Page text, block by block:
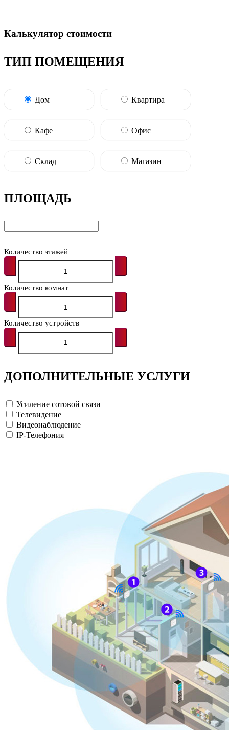
Калькулятор стоимости
ТИП ПОМЕЩЕНИЯ
Дом Квартира
Кафе Офис
Склад Магазин
ПЛОЩАДЬ
Количество этажей
Количество комнат
Количество устройств
ДОПОЛНИТЕЛЬНЫЕ УСЛУГИ
Усиление сотовой связи
Телевидение
Видеонаблюдение
IP-Телефония